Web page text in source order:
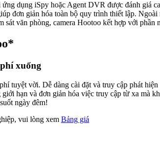
dụng iSpy hoặc Agent DVR được đánh giá
đơn giản hóa toàn bộ quy trình thiết lập.
văn phòng, camera Hootoo kết hợp với
xuống
tuyệt vời. Dễ dàng cài đặt và truy cập phát
hạn và đơn giản hóa việc truy cập từ xa mà
ngày đêm!
vui lòng xem Bảng giá